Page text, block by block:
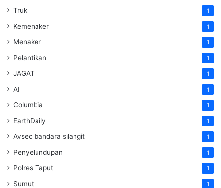
Truk 1
Kemenaker 1
Menaker 1
Pelantikan 1
JAGAT 1
AI 1
Columbia 1
EarthDaily 1
Avsec bandara silangit 1
Penyelundupan 1
Polres Taput 1
Sumut 1